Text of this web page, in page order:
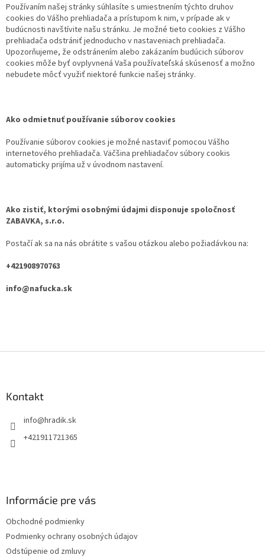
Používaním našej stránky súhlasíte s umiestnením týchto druhov
cookies do Vášho prehliadača a prístupom k nim, v prípade ak v
budúcnosti navštívite našu stránku. Je možné tieto cookies z Vášho
prehliadača odstrániť jednoducho v nastaveniach prehliadača.
Upozorňujeme, že odstránením alebo zakázaním budúcich súborov
cookies môže byť ovplyvnená Vaša používateľská skúsenosť a možno
nebudete môcť využiť niektoré funkcie našej stránky.
Ako odmietnuť používanie súborov cookies
Používanie súborov cookies je možné nastaviť pomocou Vášho
internetového prehliadača. Väčšina prehliadačov súbory cookis
automaticky prijíma už v úvodnom nastavení.
Ako zistiť, ktorými osobnými údajmi disponuje spoločnosť
ZABAVKA, s.r.o.
Postačí ak sa na nás obrátite s vašou otázkou alebo požiadávkou na:
+421908970763
info@nafucka.sk
Kontakt
info@hradik.sk
+421911721365
Informácie pre vás
Obchodné podmienky
Podmienky ochrany osobných údajov
Odstúpenie od zmluvy